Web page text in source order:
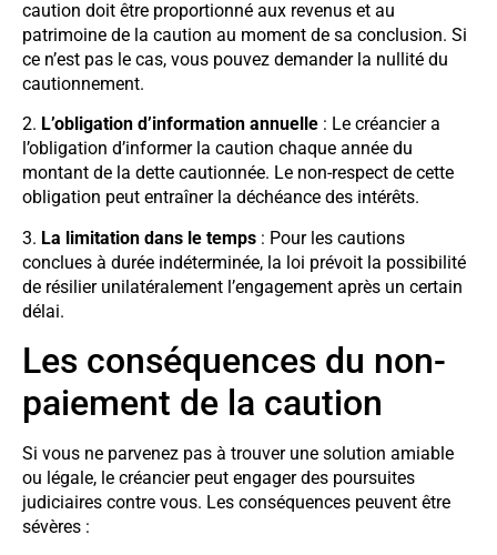
caution doit être proportionné aux revenus et au
patrimoine de la caution au moment de sa conclusion. Si
ce n’est pas le cas, vous pouvez demander la nullité du
cautionnement.
2. L’obligation d’information annuelle : Le créancier a
l’obligation d’informer la caution chaque année du
montant de la dette cautionnée. Le non-respect de cette
obligation peut entraîner la déchéance des intérêts.
3. La limitation dans le temps : Pour les cautions
conclues à durée indéterminée, la loi prévoit la possibilité
de résilier unilatéralement l’engagement après un certain
délai.
Les conséquences du non-
paiement de la caution
Si vous ne parvenez pas à trouver une solution amiable
ou légale, le créancier peut engager des poursuites
judiciaires contre vous. Les conséquences peuvent être
sévères :